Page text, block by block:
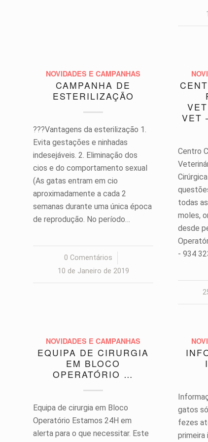
NOVIDADES E CAMPANHAS
CAMPANHA DE
ESTERILIZAÇÃO
???Vantagens da esterilização 1.
Evita gestações e ninhadas
indesejáveis. 2. Eliminação dos
cios e do comportamento sexual
(As gatas entram em cio
aproximadamente a cada 2
semanas durante uma única época
de reprodução. No período…
0 Comentários
/
10 de Janeiro de 2019
VET
Centro
todas
moles,
desde
- 934
NOVIDADES E CAMPANHAS
EQUIPA DE CIRURGIA
EM BLOCO
OPERATÓRIO …
Equipa de cirurgia em Bloco
Operatório Estamos 24H em
alerta para o que necessitar. Este
gatos
fezes
primeira